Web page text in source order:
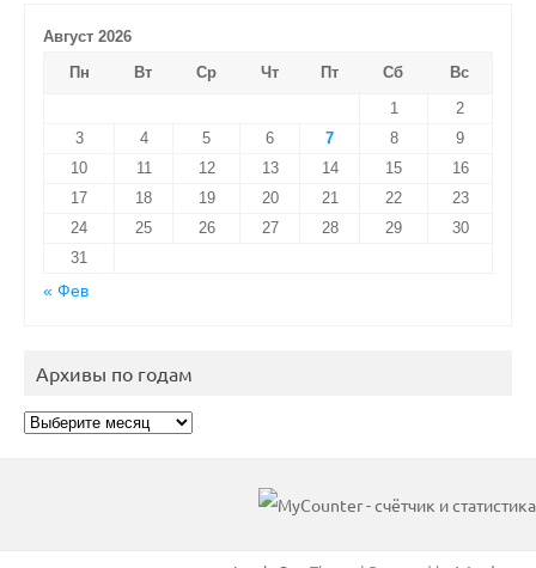
Август 2026
Пн
Вт Ср Чт Пт Сб
Вс
1
2
3
4 5 6 7 8
9
10
11 12 13 14 15
16
17
18 19 20 21 22
23
24
25 26 27 28 29
30
31
« Фев
Архивы по годам
Архивы